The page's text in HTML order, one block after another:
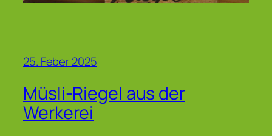
25. Feber 2025
Müsli-Riegel aus der
Werkerei